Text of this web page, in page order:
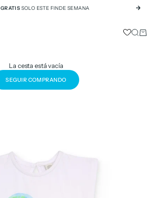
GRATIS SOLO ESTE FINDE SEMANA
La cesta está vacía
SEGUIR COMPRANDO